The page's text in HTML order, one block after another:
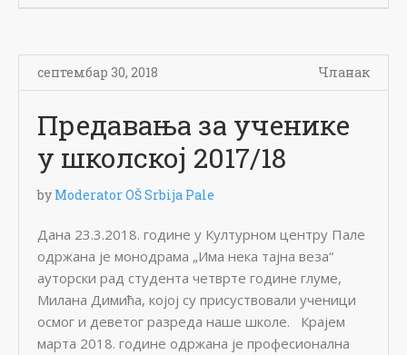
септембар 30, 2018 Чланак
Предавања за ученике
у школској 2017/18
by Moderator OŠ Srbija Pale
Дана 23.3.2018. године у Културном центру Пале
одржана је монодрама „Има нека тајна веза“
ауторски рад студента четврте године глуме,
Милана Димића, којој су присуствовали ученици
осмог и деветог разреда наше школе. Крајем
марта 2018. године одржана је професионална